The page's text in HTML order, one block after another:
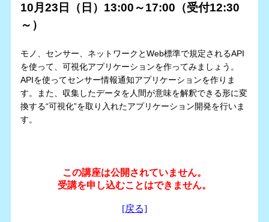
10月23日（日）13:00～17:00（受付12:30
～）
モノ、センサー、ネットワークとWeb標準で規定されるAPI
を使って、可視化アプリケーションを作ってみましょう。
APIを使ってセンサー情報通知アプリケーションを作りま
す。また、収集したデータを人間が意味を解釈できる形に変
換する“可視化”を取り入れたアプリケーション開発を行いま
す。